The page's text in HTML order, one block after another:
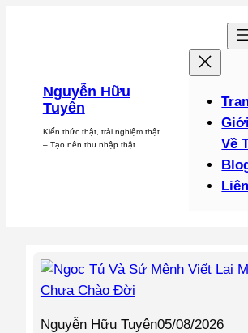
Nguyễn Hữu
Tuyên
Kiến thức thật, trải nghiệm thật
– Tạo nên thu nhập thật
Về
Nguyễn Hữu Tuyên05/08/2026